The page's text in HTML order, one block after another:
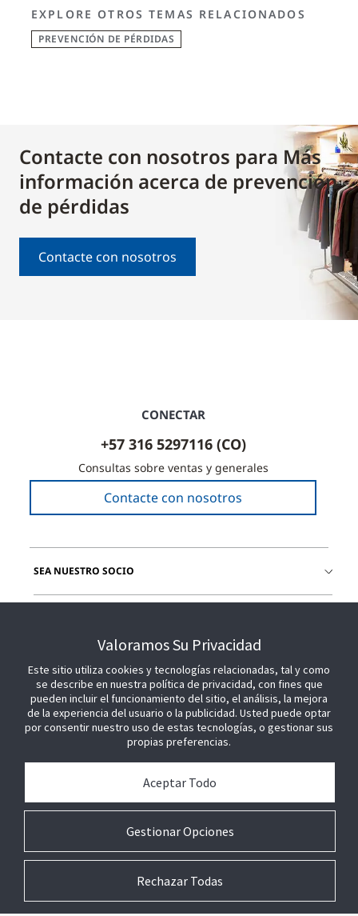
EXPLORE OTROS TEMAS RELACIONADOS
PREVENCIÓN DE PÉRDIDAS
Contacte con nosotros para Más
información acerca de prevención
de pérdidas
Contacte con nosotros
CONECTAR
+57 316 5297116 (CO)
Consultas sobre ventas y generales
Contacte con nosotros
SEA NUESTRO SOCIO
© 2026 Johnson Controls. Todos los derechos reservados.
Legal Ajustes de Términos
Valoramos Su Privacidad
Este sitio utiliza cookies y tecnologías relacionadas, tal y como
se describe en nuestra política de privacidad, con fines que
pueden incluir el funcionamiento del sitio, el análisis, la mejora
de la experiencia del usuario o la publicidad. Usted puede optar
por consentir nuestro uso de estas tecnologías, o gestionar sus
propias preferencias.
Gestionar Opciones
Aceptar Todo
Rechazar Todas
Preferencias